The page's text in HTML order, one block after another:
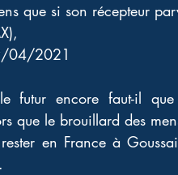
que si son récepteur
04/2021
futur encore faut-il
que le brouillard des
en France à